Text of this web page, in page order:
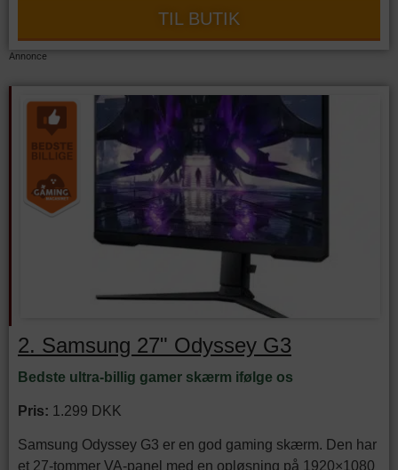
TIL BUTIK
Annonce
2. Samsung 27" Odyssey G3
Bedste ultra-billig gamer skærm ifølge os
Pris: 1.299 DKK
Samsung Odyssey G3 er en god gaming skærm. Den har
et 27-tommer VA-panel med en opløsning på 1920×1080